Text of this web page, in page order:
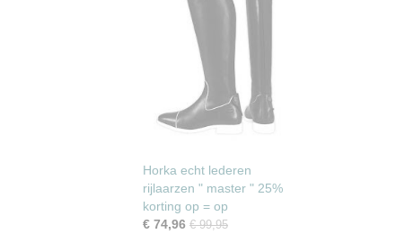
Horka echt lederen
rijlaarzen " master " 25%
korting op = op
€ 74,96 € 99,95